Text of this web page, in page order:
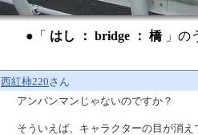
●「 はし ： bridge ： 橋」の
西紅柿220さん
アンパンマンじゃないのですか？
そういえば、キャラクターの目が消え